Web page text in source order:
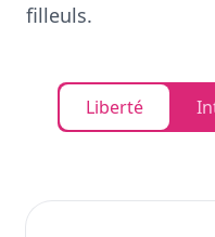
filleuls.
Liberté